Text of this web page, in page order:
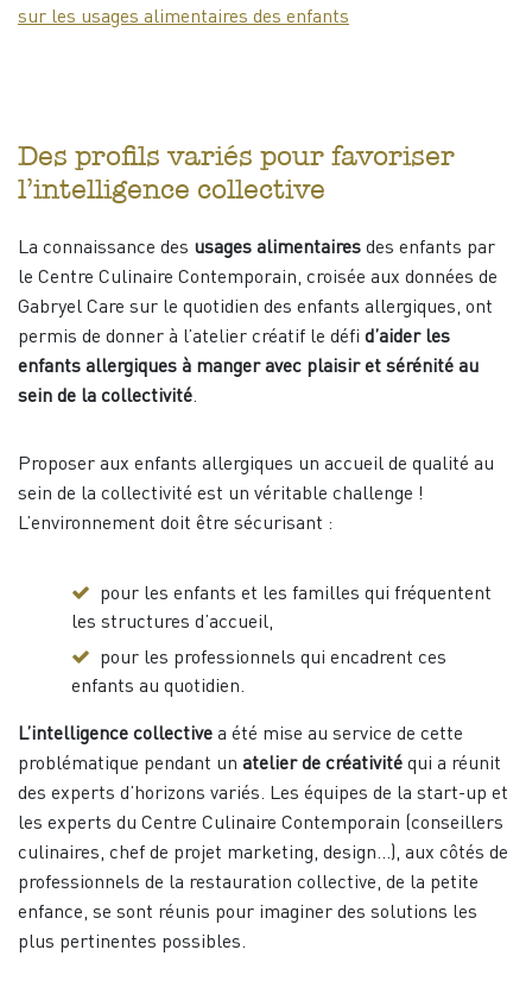
sur les usages alimentaires des enfants
Des profils variés pour favoriser
l’intelligence collective
La connaissance des usages alimentaires des enfants par
le Centre Culinaire Contemporain, croisée aux données de
Gabryel Care sur le quotidien des enfants allergiques, ont
permis de donner à l’atelier créatif le défi d’aider les
enfants allergiques à manger avec plaisir et sérénité au
sein de la collectivité.
Proposer aux enfants allergiques un accueil de qualité au
sein de la collectivité est un véritable challenge !
L’environnement doit être sécurisant :
pour les enfants et les familles qui fréquentent
les structures d’accueil,
pour les professionnels qui encadrent ces
enfants au quotidien.
L’intelligence collective a été mise au service de cette
problématique pendant un atelier de créativité qui a réunit
des experts d’horizons variés. Les équipes de la start-up et
les experts du Centre Culinaire Contemporain (conseillers
culinaires, chef de projet marketing, design…), aux côtés de
professionnels de la restauration collective, de la petite
enfance, se sont réunis pour imaginer des solutions les
plus pertinentes possibles.